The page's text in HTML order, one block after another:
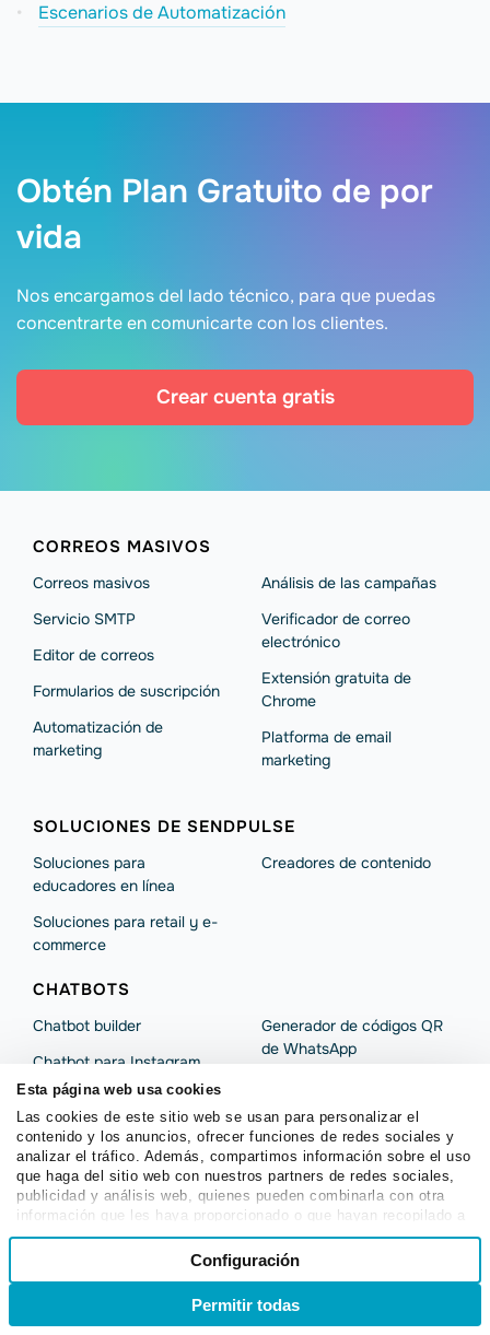
Esta página web usa cookies
Las cookies de este sitio web se usan para personalizar el
contenido y los anuncios, ofrecer funciones de redes sociales y
analizar el tráfico. Además, compartimos información sobre el uso
que haga del sitio web con nuestros partners de redes sociales,
publicidad y análisis web, quienes pueden combinarla con otra
información que les haya proporcionado o que hayan recopilado a
partir del uso que haya hecho de sus servicios.
Selección
consentimiento
Preferencias
Configuración
Permitir todas
Escenarios de Automatización
Obtén Plan Gratuito de por
vida
Nos encargamos del lado técnico, para que puedas
concentrarte en comunicarte con los clientes.
Crear cuenta gratis
CORREOS MASIVOS
Correos masivos
Servicio SMTP
Editor de correos
Formularios de suscripción
Automatización de
marketing
Análisis de las campañas
Verificador de correo
electrónico
Extensión gratuita de
Chrome
Platforma de email
marketing
SOLUCIONES DE SENDPULSE
Soluciones para
educadores en línea
Soluciones para retail y e-
commerce
Creadores de contenido
CHATBOTS
Chatbot builder
Chatbot para Instagram
Chatbots para TikTok
Chatbot para WhatsApp
WhatsApp Business API
Campañas de WhatsApp
Anuncios con enlace a
Generador de enlaces de
WhatsApp
Generador de códigos QR
de WhatsApp
Chatbots de Viber
Chatbot de Facebook
Chatbot para Telegram
Aplicación Chatbots